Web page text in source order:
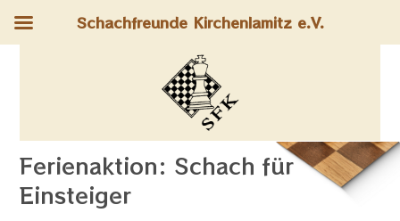
Ferienaktion: Schach für
Einsteiger
Schachfreunde Kirchenlamitz e.V.